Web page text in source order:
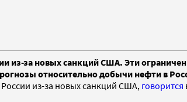
из-за новых санкций США. Эти
относительно добычи нефти в
из-за новых санкций США, говорится